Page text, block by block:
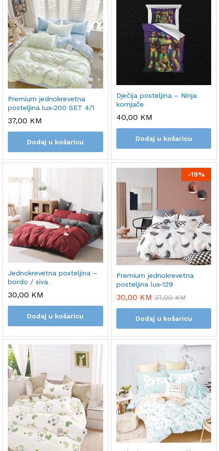
Premium jednokrevetna
posteljina lux-200 SET 4/1
37,00 KM
Dodaj u košaricu
Dječija posteljina – Ninja
kornjače
40,00 KM
Dodaj u košaricu
Jednokrevetna posteljina –
bordo / siva
30,00 KM
Dodaj u košaricu
-19%
Premium jednokrevetna
posteljina lux-129
30,00 KM 37,00KM
Dodaj u košaricu